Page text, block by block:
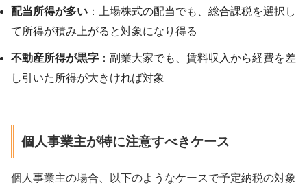
配当所得が多い ：上場株式の配当でも、総合課税を選択し
て所得が積み上がると対象になり得る
不動産所得が黒字 ：副業大家でも、賃料収入から経費を差
し引いた所得が大きければ対象
個人事業主が特に注意すべきケース
個人事業主の場合、以下のようなケースで予定納税の対象